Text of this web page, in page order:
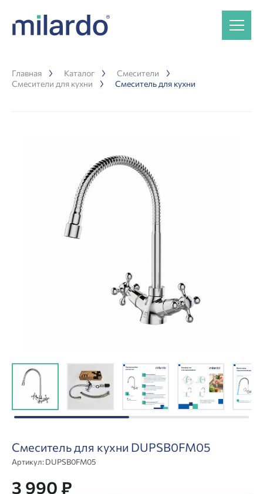
Главная Каталог
Смесители
Смесители для кухни
Смеситель для кухни
Смеситель для кухни DUPSB0FM05
Артикул:DUPSB0FM05
3 990 ₽